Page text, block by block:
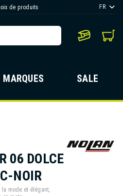
de produits FR
MARQUES SALE
06 DOLCE
NOIR
mode et élégant,